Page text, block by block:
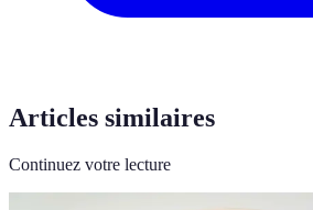
Articles similaires
Continuez votre lecture